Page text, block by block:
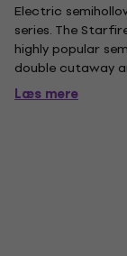
Electric
series. The
highly popular
double cutaway
was prized by
for its
Læs mere